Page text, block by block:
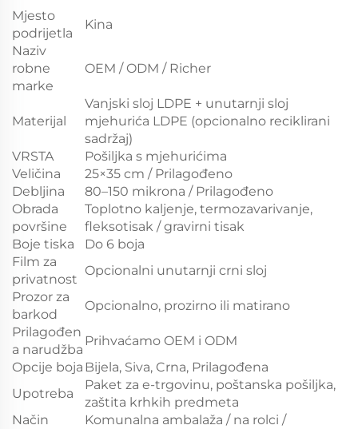
Mjesto
podrijetla
Kina
Naziv
robne
marke
OEM / ODM / Richer
Materijal
Vanjski sloj LDPE + unutarnji sloj
mjehurića LDPE (opcionalno reciklirani
sadržaj)
VRSTA
Pošiljka s mjehurićima
Veličina
25×35 cm / Prilagođeno
Debljina
80–150 mikrona / Prilagođeno
Obrada
površine
Toplotno kaljenje, termozavarivanje,
fleksotisak / gravirni tisak
Boje tiska
Do 6 boja
Film za
privatnost
Opcionalni unutarnji crni sloj
Prozor za
barkod
Opcionalno, prozirno ili matirano
Prilagođen
a narudžba
Prihvaćamo OEM i ODM
Opcije boja Bijela, Siva, Crna, Prilagođena
Upotreba
Paket za e-trgovinu, poštanska pošiljka,
zaštita krhkih predmeta
Način
Komunalna ambalaža / na rolci /